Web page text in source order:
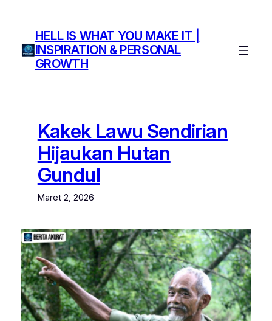
HELL IS WHAT YOU MAKE IT |
INSPIRATION & PERSONAL
GROWTH
Kakek Lawu Sendirian
Hijaukan Hutan
Gundul
Maret 2, 2026